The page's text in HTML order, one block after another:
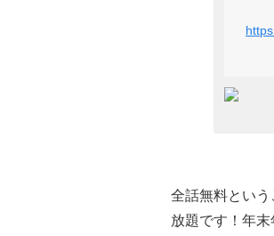
全話無料とい
放題です！年